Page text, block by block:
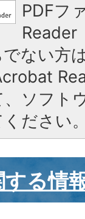
PDFフ
Reader
ない方
、ソフト
ださい。
る情